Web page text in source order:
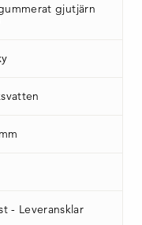
gjutjärn
- Leveransklar